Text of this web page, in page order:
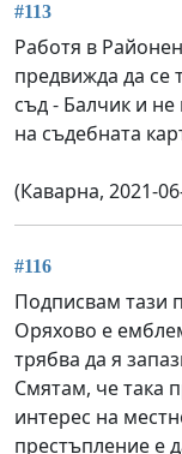
#113
Работя в
предвижда да
съд - Балчик и
на съдебната
(Каварна, 2021-
#116
Подписвам тази
Оряхово е
трябва да я
Смятам, че така
интерес на
престъпление е